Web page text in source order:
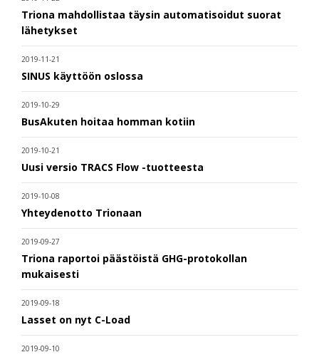
Triona mahdollistaa täysin automatisoidut suorat
lähetykset
2019-11-21
SINUS käyttöön oslossa
2019-10-29
BusAkuten hoitaa homman kotiin
2019-10-21
Uusi versio TRACS Flow -tuotteesta
2019-10-08
Yhteydenotto Trionaan
2019-09-27
Triona raportoi päästöistä GHG-protokollan
mukaisesti
2019-09-18
Lasset on nyt C-Load
2019-09-10